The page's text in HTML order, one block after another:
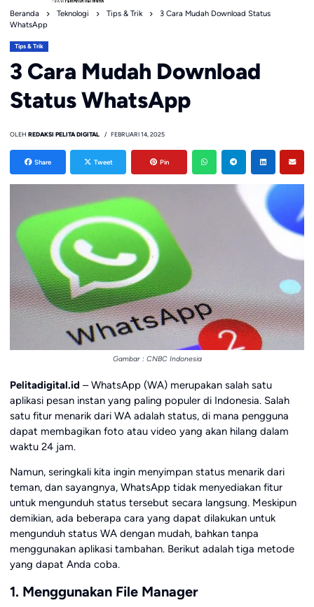
Beranda Teknologi Tips & Trik
3 Cara Mudah Download Status
WhatsApp
Tips & Trik
3 Cara Mudah Download
Status WhatsApp
OLEH REDAKSI PELITA DIGITAL FEBRUARI 14, 2025
Share Tweet Pin
Gambar : CNBC Indonesia
Pelitadigital.id – WhatsApp (WA) merupakan salah satu
aplikasi pesan instan yang paling populer di Indonesia. Salah
satu fitur menarik dari WA adalah status, di mana pengguna
dapat membagikan foto atau video yang akan hilang dalam
waktu 24 jam.
Namun, seringkali kita ingin menyimpan status menarik dari
teman, dan sayangnya, WhatsApp tidak menyediakan fitur
untuk mengunduh status tersebut secara langsung. Meskipun
demikian, ada beberapa cara yang dapat dilakukan untuk
mengunduh status WA dengan mudah, bahkan tanpa
menggunakan aplikasi tambahan. Berikut adalah tiga metode
yang dapat Anda coba.
1. Menggunakan File Manager